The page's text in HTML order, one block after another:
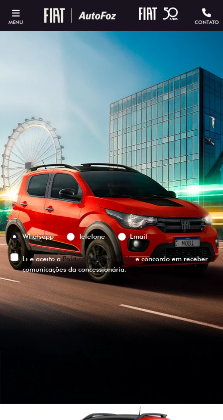
MENU CONTATO
ESTOU INTERESSADO
Versão escolhida
Preferência de contato:
Whatsapp
Telefone Email
Li e aceito aPolítica de Privacidadee concordo em receber
comunicações da concessionária.
ENTRAR EM CONTATO